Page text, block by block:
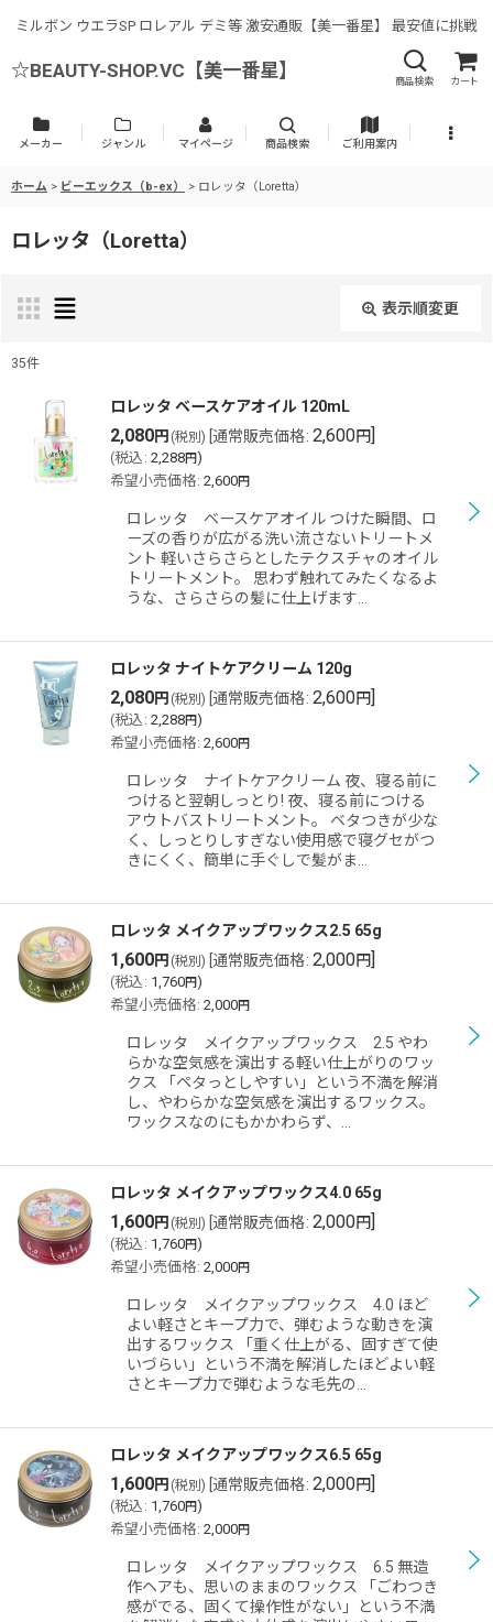
ミルボン ウエラSP ロレアル デミ等 激安通販【美一番星】 最安値に挑戦
☆BEAUTY-SHOP.VC【美一番星】
商品検索 カート
メーカー ジャンル マイページ 商品検索 ご利用案内
ホーム > ビーエックス（b-ex） > ロレッタ（Loretta）
ロレッタ（Loretta）
表示順変更
表示数
並び順
絞り込む
35件
ロレッタ ベースケアオイル 120mL
2,080円 (税別) 通常販売価格: 2,600円]
(税込 : 2,288円)
希望小売価格: 2,600円
ロレッタ ベースケアオイル つけた瞬間、ロ
ーズの香りが広がる洗い流さないトリートメ
ント 軽いさらさらとしたテクスチャのオイル
トリートメント。 思わず触れてみたくなるよ
うな、さらさらの髪に仕上げます…
ロレッタ ナイトケアクリーム 120g
2,080円 (税別) 通常販売価格: 2,600円]
(税込 : 2,288円)
希望小売価格: 2,600円
ロレッタ ナイトケアクリーム 夜、寝る前に
つけると翌朝しっとり! 夜、寝る前につける
アウトバストリートメント。 ベタつきが少な
く、しっとりしすぎない使用感で寝グセがつ
きにくく、簡単に手ぐしで髪がま…
ロレッタ メイクアップワックス2.5 65g
1,600円 (税別) 通常販売価格: 2,000円]
(税込 : 1,760円)
希望小売価格: 2,000円
ロレッタ メイクアップワックス 2.5 やわ
らかな空気感を演出する軽い仕上がりのワッ
クス 「ペタっとしやすい」という不満を解消
し、やわらかな空気感を演出するワックス。
ワックスなのにもかかわらず、…
ロレッタ メイクアップワックス4.0 65g
1,600円 (税別) 通常販売価格: 2,000円]
(税込 : 1,760円)
希望小売価格: 2,000円
ロレッタ メイクアップワックス 4.0 ほど
よい軽さとキープ力で、弾むような動きを演
出するワックス 「重く仕上がる、固すぎて使
いづらい」という不満を解消したほどよい軽
さとキープ力で弾むような毛先の…
ロレッタ メイクアップワックス6.5 65g
1,600円 (税別) 通常販売価格: 2,000円]
(税込 : 1,760円)
希望小売価格: 2,000円
ロレッタ メイクアップワックス 6.5 無造
作ヘアも、思いのままのワックス 「ごわつき
感がでる、固くて操作性がない」という不満